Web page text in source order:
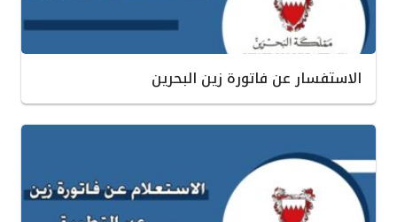
الاستفسار عن فاتورة زين البحرين